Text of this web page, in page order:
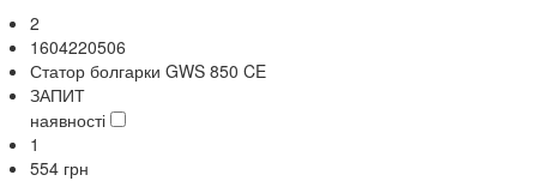
2
1604220506
Статор болгарки GWS 850 CE
ЗАПИТ
наявності
1
554 грн